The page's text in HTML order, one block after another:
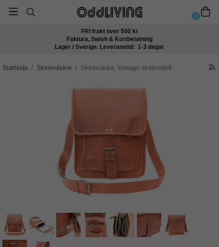
0
FRI frakt över 500 kr
Faktura, Swish & Kortbetalning
Lager i Sverige. Leveranstid: 1-3 dagar
Startsida / Skinnväskor / Skinnväska, Vintage skolmodell